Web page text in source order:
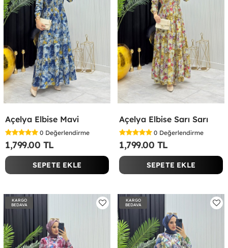
Açelya Elbise Mavi
0 Değerlendirme
1,799.00 TL
SEPETE EKLE
Açelya Elbise Sarı Sarı
0 Değerlendirme
1,799.00 TL
SEPETE EKLE
KARGO
BEDAVA
KARGO
BEDAVA